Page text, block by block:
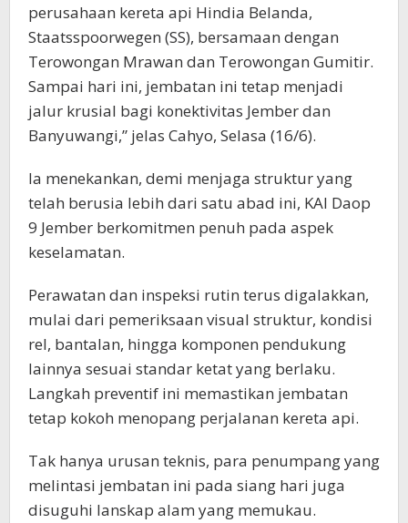
perusahaan kereta api Hindia Belanda,
Staatsspoorwegen (SS), bersamaan dengan
Terowongan Mrawan dan Terowongan Gumitir.
Sampai hari ini, jembatan ini tetap menjadi
jalur krusial bagi konektivitas Jember dan
Banyuwangi,” jelas Cahyo, Selasa (16/6).
Ia menekankan, demi menjaga struktur yang
telah berusia lebih dari satu abad ini, KAI Daop
9 Jember berkomitmen penuh pada aspek
keselamatan.
Perawatan dan inspeksi rutin terus digalakkan,
mulai dari pemeriksaan visual struktur, kondisi
rel, bantalan, hingga komponen pendukung
lainnya sesuai standar ketat yang berlaku.
Langkah preventif ini memastikan jembatan
tetap kokoh menopang perjalanan kereta api.
Tak hanya urusan teknis, para penumpang yang
melintasi jembatan ini pada siang hari juga
disuguhi lanskap alam yang memukau.